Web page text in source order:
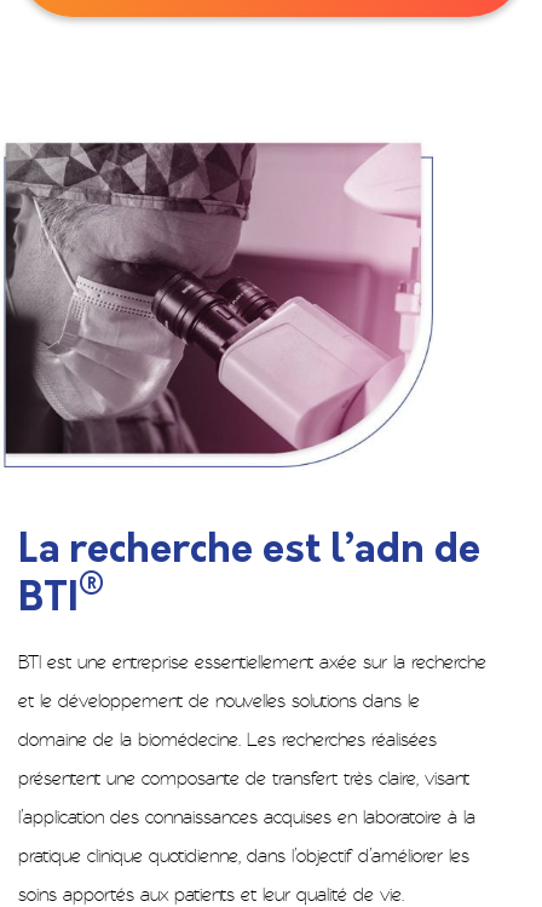
La recherche est l’adn de
BTI®
BTI est une entreprise essentiellement axée sur la recherche
et le développement de nouvelles solutions dans le
domaine de la biomédecine. Les recherches réalisées
présentent une composante de transfert très claire, visant
l’application des connaissances acquises en laboratoire à la
pratique clinique quotidienne, dans l’objectif d’améliorer les
soins apportés aux patients et leur qualité de vie.